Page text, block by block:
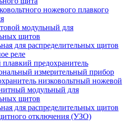
ножевого плавкого
модульный для
щитов
для распределительных щитов
реле
предохранитель
измерительный прибор
низковольтный ножевой
модульный для
щитов
для распределительных щитов
отключения (УЗО)